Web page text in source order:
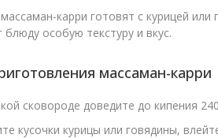
карри готовят с курицей
блюду особую текстуру и вкус.
массаман-карри
сковороде доведите до кипения
кусочки курицы или говядины,